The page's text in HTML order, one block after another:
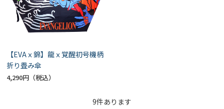
【EVAｘ錦】龍ｘ覚醒初号機柄
折り畳み傘
4,290円
9件あります